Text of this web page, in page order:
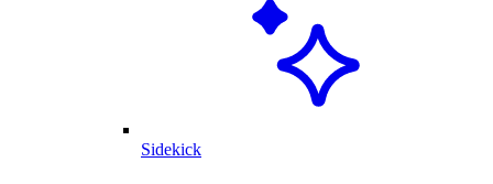
Sidekick